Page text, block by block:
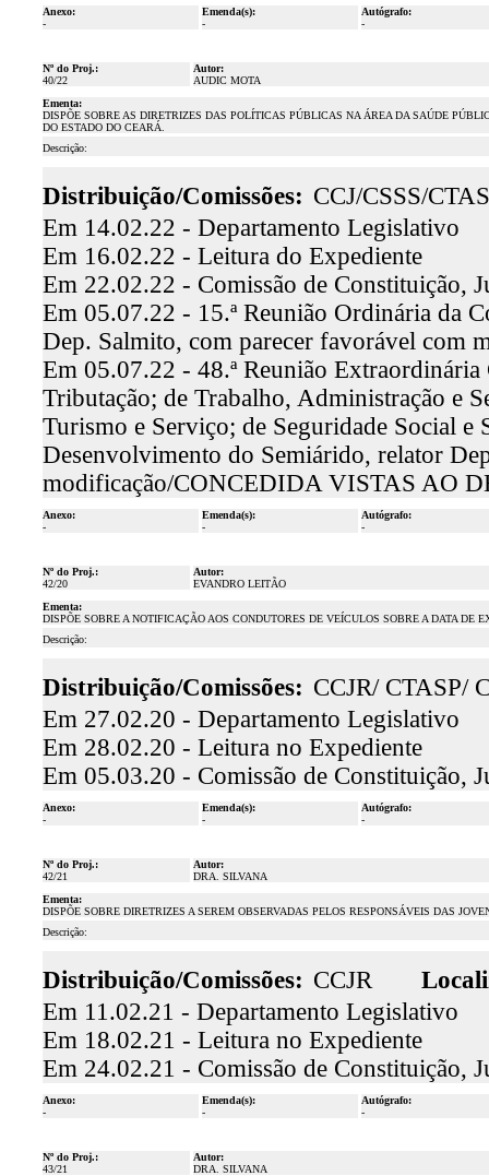
Anexo:
-
Emenda(s):
-
Autógrafo:
-
Nº do Proj.:
40/22
Autor:
AUDIC MOTA
Ementa:
DISPÕE SOBRE AS DIRETRIZES DAS POLÍTICAS PÚBLICAS NA ÁREA DA SAÚDE
DO ESTADO DO CEARÁ.
Descrição:
Distribuição/Comissões: CCJ/CSSS/
Em 14.02.22 - Departamento Legislativo
Em 16.02.22 - Leitura do Expediente
Em 22.02.22 - Comissão de Constituição,
Em 05.07.22 - 15.ª Reunião Ordinária da
Dep. Salmito, com parecer favorável com
Em 05.07.22 - 48.ª Reunião Extraordinária
Tributação; de Trabalho, Administração e
Turismo e Serviço; de Seguridade Social e
Desenvolvimento do Semiárido, relator
modificação/CONCEDIDA VISTAS AO
Anexo:
-
Emenda(s):
-
Autógrafo:
-
Nº do Proj.:
42/20
Autor:
EVANDRO LEITÃO
Ementa:
DISPÕE SOBRE A NOTIFICAÇÃO AOS CONDUTORES DE VEÍCULOS SOBRE A DATA
Descrição:
Distribuição/Comissões: CCJR/ CTASP/
Em 27.02.20 - Departamento Legislativo
Em 28.02.20 - Leitura no Expediente
Em 05.03.20 - Comissão de Constituição,
Anexo:
-
Emenda(s):
-
Autógrafo:
-
Nº do Proj.:
42/21
Autor:
DRA. SILVANA
Ementa:
DISPÕE SOBRE DIRETRIZES A SEREM OBSERVADAS PELOS RESPONSÁVEIS DAS
Descrição:
Distribuição/Comissões: CCJR
Em 11.02.21 - Departamento Legislativo
Em 18.02.21 - Leitura no Expediente
Em 24.02.21 - Comissão de Constituição,
Anexo:
-
Emenda(s):
-
Autógrafo:
-
Nº do Proj.:
43/21
Autor:
DRA. SILVANA